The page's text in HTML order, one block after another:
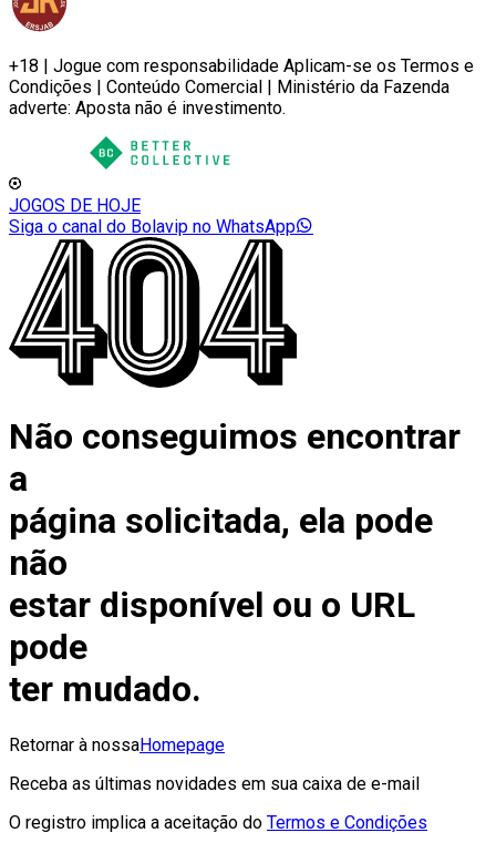
+18 | Jogue com responsabilidade Aplicam-se os Termos e
Condições | Conteúdo Comercial | Ministério da Fazenda
adverte: Aposta não é investimento.
JOGOS DE HOJE
Siga o canal do Bolavip no WhatsApp
Não conseguimos encontrar
a
página solicitada, ela pode
não
estar disponível ou o URL
pode
ter mudado.
Retornar à nossaHomepage
Receba as últimas novidades em sua caixa de e-mail
O registro implica a aceitação do Termos e Condições